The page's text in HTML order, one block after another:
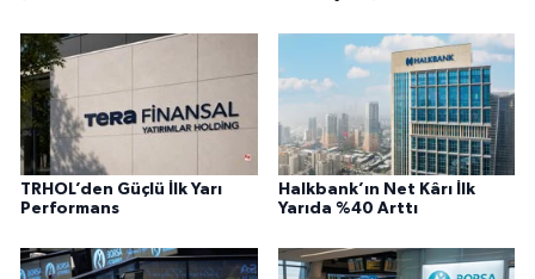
TRHOL’den Güçlü İlk Yarı
Performans
Halkbank’ın Net Kârı İlk
Yarıda %40 Arttı